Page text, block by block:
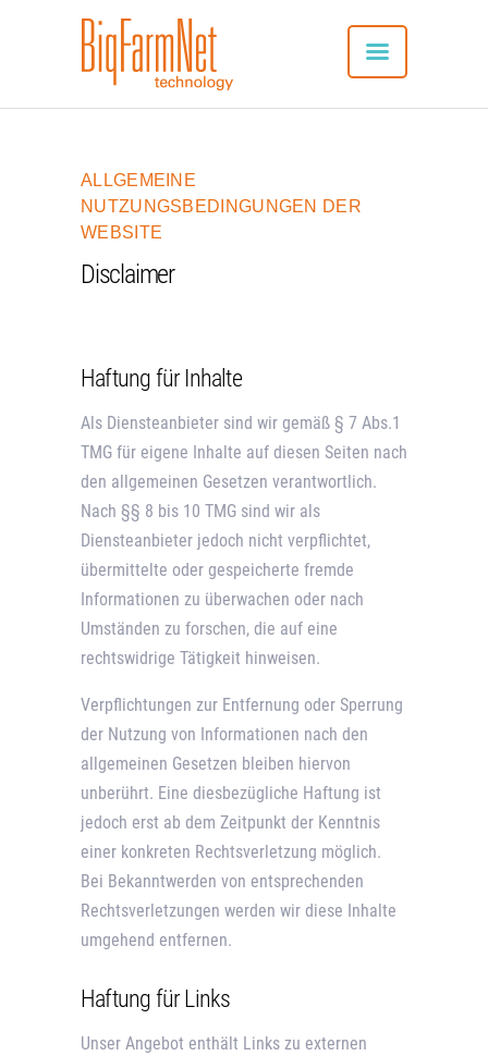
SYSTEM
VORTEILE
VERBUNDENE PRODUKTE
REFERENZEN
KONTAKT
DEUTSCH
ALLGEMEINE
NUTZUNGSBEDINGUNGEN DER
WEBSITE
Disclaimer
Haftung für Inhalte
Als Diensteanbieter sind wir gemäß § 7 Abs.1
TMG für eigene Inhalte auf diesen Seiten nach
den allgemeinen Gesetzen verantwortlich.
Nach §§ 8 bis 10 TMG sind wir als
Diensteanbieter jedoch nicht verpflichtet,
übermittelte oder gespeicherte fremde
Informationen zu überwachen oder nach
Umständen zu forschen, die auf eine
rechtswidrige Tätigkeit hinweisen.
Verpflichtungen zur Entfernung oder Sperrung
der Nutzung von Informationen nach den
allgemeinen Gesetzen bleiben hiervon
unberührt. Eine diesbezügliche Haftung ist
jedoch erst ab dem Zeitpunkt der Kenntnis
einer konkreten Rechtsverletzung möglich.
Bei Bekanntwerden von entsprechenden
Rechtsverletzungen werden wir diese Inhalte
umgehend entfernen.
Haftung für Links
Unser Angebot enthält Links zu externen